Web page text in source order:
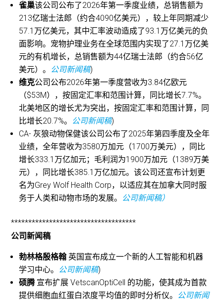
雀巢该公司公布了2026年第一季度业绩，总销售额为
213亿瑞士法郎（约合4090亿美元），较上年同期减少
57.1万亿美元，其中汇率波动造成了93.1万亿美元的负
面影响。宠物护理业务在全球范围内实现了27.1万亿美
元的有机增长，总销售额为44亿瑞士法郎（约合56亿
美元）。 公司新闻稿)
维克公司公布2026年第一季度营收为3.84亿欧元
（$53M），按固定汇率和范围计算，同比增长7.7%。
北美地区的增长尤为突出，按固定汇率和范围计算，同
比增长20.7%。 公司新闻稿)
CA- 灰狼动物保健该公司公布了2025年第四季度及全年
业绩，全年营收为3580万加元（1700万美元），同比
增长333.1万亿加元；毛利润为1900万加元（1389万美
元），同比增长385.1万亿加元。该公司还宣布计划更
名为Grey Wolf Health Corp，以适应其在加拿大同时服
务于人类和动物市场的发展。 公司新闻稿）
************************************
公司新闻稿
勃林格殷格翰 英国宣布成立一个新的人工智能和机器
学习中心。 公司新闻稿)
硕腾 宣布扩展 VetscanOptiCell 的功能，使其成为首款
提供细胞血红蛋白浓度平均值的即时分析仪。 公司新闻